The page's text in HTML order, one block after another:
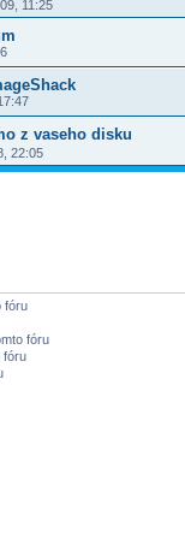
11:25
z vaseho disku
22:05
fóru
fóru
fóru